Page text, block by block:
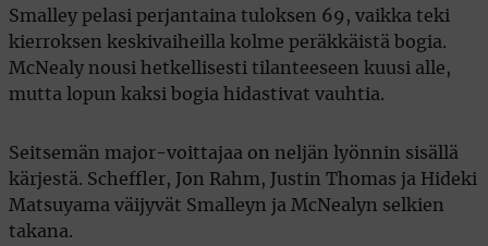
Smalley pelasi perjantaina tuloksen 69, vaikka teki
kierroksen keskivaiheilla kolme peräkkäistä bogia.
McNealy nousi hetkellisesti tilanteeseen kuusi alle,
mutta lopun kaksi bogia hidastivat vauhtia.
Seitsemän major-voittajaa on neljän lyönnin sisällä
kärjestä. Scheffler, Jon Rahm, Justin Thomas ja Hideki
Matsuyama väijyvät Smalleyn ja McNealyn selkien
takana.